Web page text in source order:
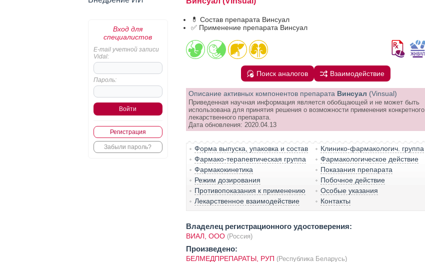
Вход для
специалистов
E-mail учетной записи
Vidal:
Пароль:
Регистрация
Забыли пароль?
💊 Состав препарата Винсуал
✅ Применение препарата Винсуал
Поиск аналогов Взаимодействие
Описание активных компонентов препарата Винсуал (Vinsual)
Приведенная научная информация является обобщающей и не может быть
использована для принятия решения о возможности применения конкретного
лекарственного препарата.
Дата обновления: 2020.04.13
Форма выпуска, упаковка и состав
Клинико-фармакологич. группа
Фармако-терапевтическая группа
Фармакологическое действие
Фармакокинетика
Показания препарата
Режим дозирования
Побочное действие
Противопоказания к применению
Особые указания
Лекарственное взаимодействие
Контакты
Владелец регистрационного удостоверения:
ВИАЛ, ООО (Россия)
Произведено:
БЕЛМЕДПРЕПАРАТЫ, РУП (Республика Беларусь)